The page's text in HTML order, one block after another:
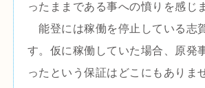
ったままである事への憤りを感じ
能登には稼働を停止している志
す。仮に稼働していた場合、原発
ったという保証はどこにもありま